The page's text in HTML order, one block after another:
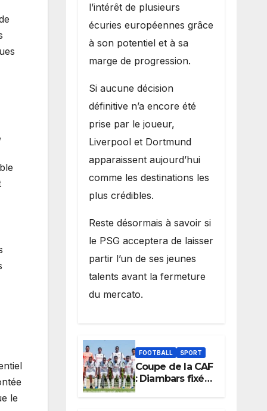
le
l’intérêt de plusieurs
écuries européennes grâce
à son potentiel et à sa
marge de progression.
Si aucune décision
définitive n’a encore été
prise par le joueur,
Liverpool et Dortmund
apparaissent aujourd’hui
comme les destinations les
plus crédibles.
Reste désormais à savoir si
le PSG acceptera de laisser
partir l’un de ses jeunes
talents avant la fermeture
du mercato.
FOOTBALL SPORT
Coupe de la CAF
: Diambars fixé
sur son destin